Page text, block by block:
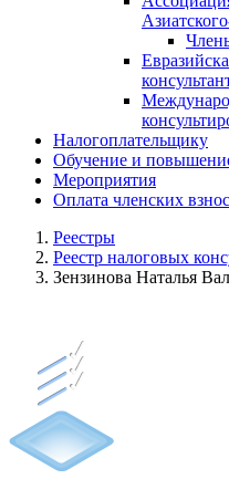
Налогоплательщику
Обучение и
Мероприятия
Оплата членских
Реестры
Реестр налоговых
Зензинова Наталья